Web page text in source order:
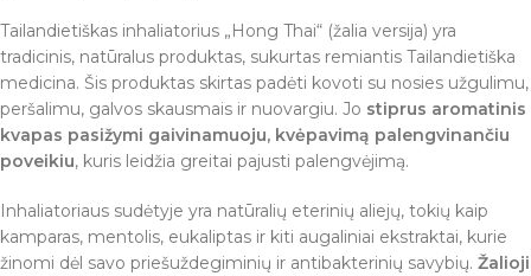
Tailandietiškas inhaliatorius „Hong Thai“ (žalia versija) yra
tradicinis, natūralus produktas, sukurtas remiantis Tailandietiška
medicina. Šis produktas skirtas padėti kovoti su nosies užgulimu,
peršalimu, galvos skausmais ir nuovargiu. Jo stiprus aromatinis
kvapas pasižymi gaivinamuoju, kvėpavimą palengvinančiu
poveikiu, kuris leidžia greitai pajusti palengvėjimą.
Inhaliatoriaus sudėtyje yra natūralių eterinių aliejų, tokių kaip
kamparas, mentolis, eukaliptas ir kiti augaliniai ekstraktai, kurie
žinomi dėl savo priešuždegiminių ir antibakterinių savybių. Žalioji